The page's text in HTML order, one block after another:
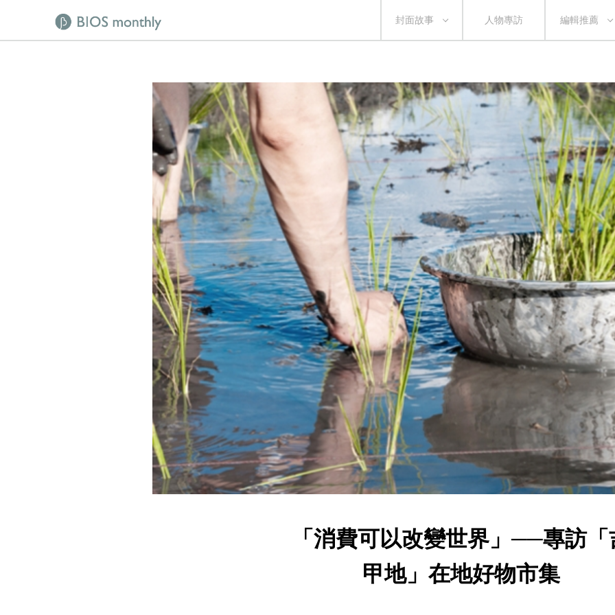
封面故事 人物專訪 編輯推薦
「消費可以改變世界」──專訪「
甲地」在地好物市集